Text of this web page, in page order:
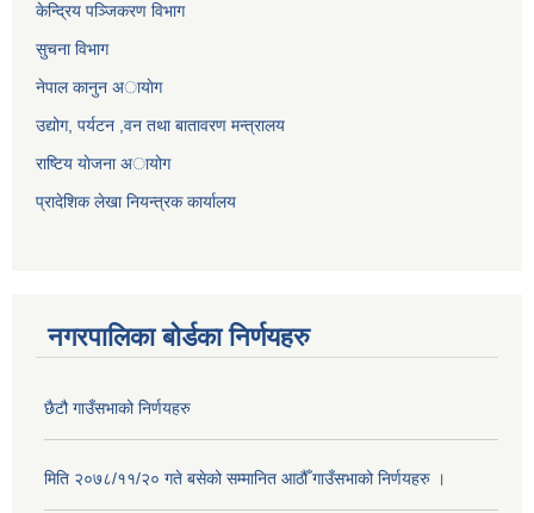
केन्द्रिय पञ्जिकरण विभाग
सुचना विभाग
नेपाल कानुन अायाेग
उद्योग, पर्यटन ,वन तथा बातावरण मन्त्रालय
राष्टिय याेजना अायोग
प्रादेशिक लेखा नियन्त्रक कार्यालय
नगरपालिका बोर्डका निर्णयहरु
छैटौ गाउँसभाको निर्णयहरु
मिति २०७८/११/२० गते बसेको सम्मानित आठौँ गाउँसभाको निर्णयहरु ।